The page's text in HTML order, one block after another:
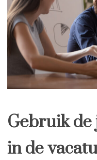
Gebruik
in de